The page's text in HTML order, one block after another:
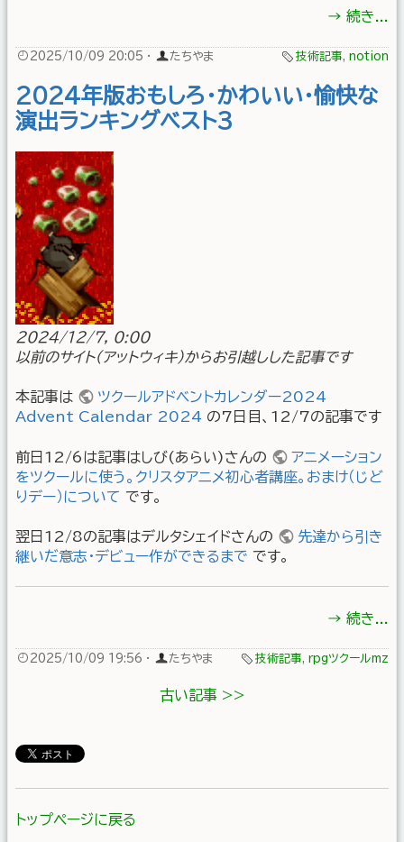
→ 続き...
2025/10/09 20:05 · たちやま 技術記事, notion
2024年版おもしろ・かわいい・愉快な
演出ランキングベスト3
2024/12/7, 0:00
以前のサイト(アットウィキ)からお引越しした記事です
本記事は
ツクールアドベントカレンダー2024
Advent Calendar 2024 の7日目、12/7の記事です
前日12/6は記事はしび(あらい)さんの
アニメーション
をツクールに使う。クリスタアニメ初心者講座。おまけ（じど
りデー）について です。
翌日12/8の記事はデルタシェイドさんの
先達から引き
継いだ意志・デビュー作ができるまで です。
→ 続き...
2025/10/09 19:56 · たちやま 技術記事, rpgツクールmz
古い記事 >>
トップページに戻る